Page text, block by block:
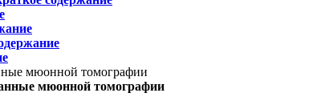
мюонной томографии